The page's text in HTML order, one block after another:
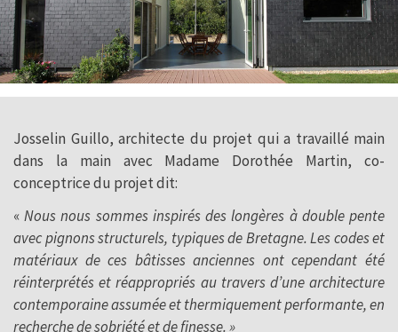
Josselin Guillo, architecte du projet qui a travaillé main
dans la main avec Madame Dorothée Martin, co-
conceptrice du projet dit:
«Nous nous sommes inspirés des longères à double pente
avec pignons structurels, typiques de Bretagne. Les codes et
matériaux de ces bâtisses anciennes ont cependant été
réinterprétés et réappropriés au travers d’une architecture
contemporaine assumée et thermiquement performante, en
recherche de sobriété et de finesse. »